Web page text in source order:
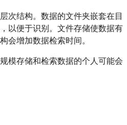
次结构。数据的文件夹嵌套在目
以便于识别。文件存储使数据有
会增加数据检索时间。
模存储和检索数据的个人可能会